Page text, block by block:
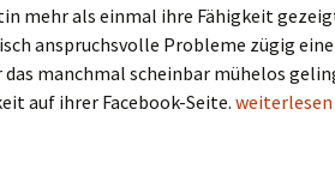
mehr als einmal ihre Fähigkeit
anspruchsvolle Probleme zügig
das manchmal scheinbar mühelos
auf ihrer Facebook-Seite. weiterlesen